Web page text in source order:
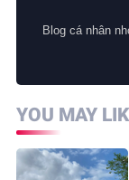
Blog cá nhân
YOU MAY